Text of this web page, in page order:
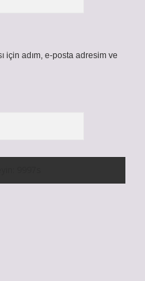
için adım, e-posta adresim ve